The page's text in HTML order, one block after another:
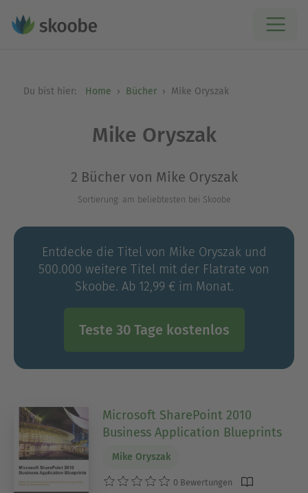
Du bist hier: Home Bücher Mike Oryszak
Mike Oryszak
2 Bücher von Mike Oryszak
Sortierung: am beliebtesten bei Skoobe
Entdecke die Titel von Mike Oryszak und
500.000 weitere Titel mit der Flatrate von
Skoobe. Ab 12,99 € im Monat.
Teste 30 Tage kostenlos
Microsoft SharePoint 2010
Business Application Blueprints
Mike Oryszak
0 Bewertungen